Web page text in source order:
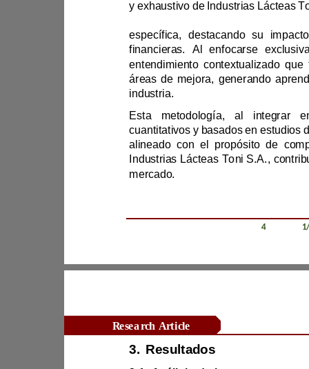
Revista Científica Zambos / Vol. 04 1
esp
áreas de mejora,
industria.
mercado.
Research Article
3. Resultados